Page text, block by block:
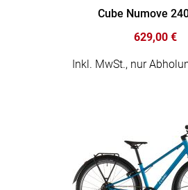
Cube Numove
629,00 €
Inkl. MwSt., nur